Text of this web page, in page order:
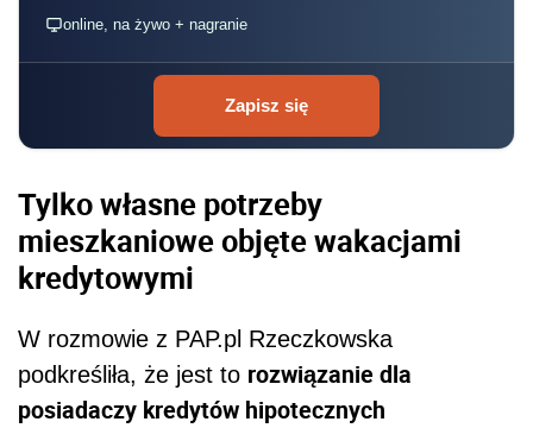
online, na żywo + nagranie
Zapisz się
Tylko własne potrzeby
mieszkaniowe objęte wakacjami
kredytowymi
W rozmowie z PAP.pl Rzeczkowska
podkreśliła, że jest to rozwiązanie dla
posiadaczy kredytów hipotecznych